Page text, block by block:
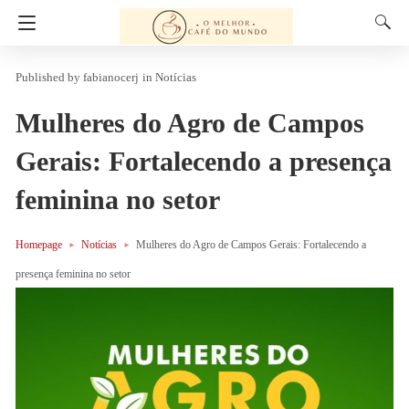
fabianocerj in Notícias
Mulheres do Agro de Campos
Gerais: Fortalecendo a presença
feminina no setor
Homepage Notícias Mulheres do Agro de Campos Gerais: Fortalecendo a
presença feminina no setor